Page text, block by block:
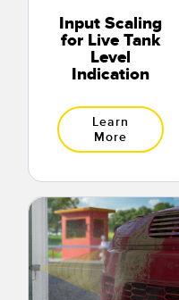
Input Scaling
for Live Tank
Level
Indication
Learn
More